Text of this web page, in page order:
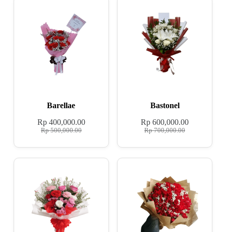
Barellae
Rp500,000.00
Rp400,000.00
Bastonel
Rp700,000.00
Rp 600,000.00